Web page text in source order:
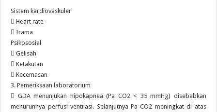
Sistem kardiovaskuler
 Heart rate
 Irama
Psikososial
 Gelisah
 Ketakutan
 Kecemasan
3. Pemeriksaan laboratorium
 GDA menunjukan hipokapnea (Pa CO2 < 35 mmHg) disebabkan
menurunnya perfusi ventilasi. Selanjutnya Pa CO2 meningkat di atas